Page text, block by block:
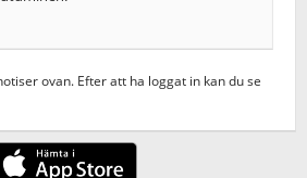
ovan. Efter att ha loggat in kan du se